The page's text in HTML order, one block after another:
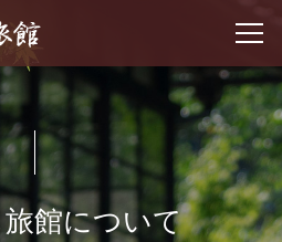
館について